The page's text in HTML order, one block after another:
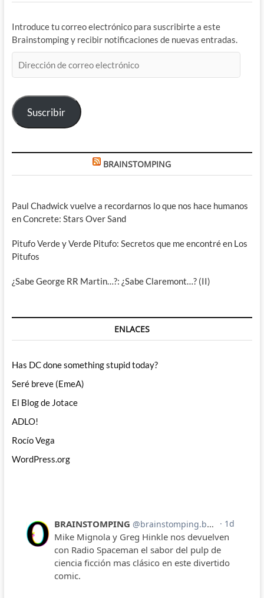
Introduce tu correo electrónico para suscribirte a este
Brainstomping y recibir notificaciones de nuevas entradas.
de
electrónico
Suscribir
BRAINSTOMPING
Paul Chadwick vuelve a recordarnos lo que nos hace humanos
en Concrete: Stars Over Sand
Pitufo Verde y Verde Pitufo: Secretos que me encontré en Los
Pitufos
¿Sabe George RR Martin…?: ¿Sabe Claremont…? (II)
ENLACES
Has DC done something stupid today?
Seré breve (EmeA)
El Blog de Jotace
ADLO!
Rocío Vega
WordPress.org